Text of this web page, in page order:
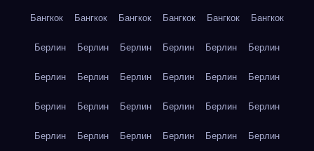
Бангкок Бангкок Бангкок Бангкок Бангкок Бангкок
Берлин Берлин Берлин Берлин Берлин Берлин
Берлин Берлин Берлин Берлин Берлин Берлин
Берлин Берлин Берлин Берлин Берлин Берлин
Берлин Берлин Берлин Берлин Берлин Берлин